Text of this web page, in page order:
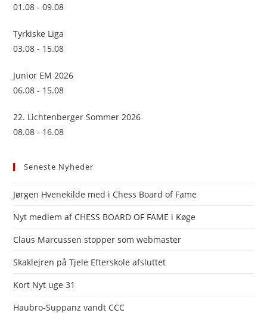
01.08 - 09.08
Tyrkiske Liga
03.08 - 15.08
Junior EM 2026
06.08 - 15.08
22. Lichtenberger Sommer 2026
08.08 - 16.08
Seneste Nyheder
Jørgen Hvenekilde med i Chess Board of Fame
Nyt medlem af CHESS BOARD OF FAME i Køge
Claus Marcussen stopper som webmaster
Skaklejren på Tjele Efterskole afsluttet
Kort Nyt uge 31
Haubro-Suppanz vandt CCC